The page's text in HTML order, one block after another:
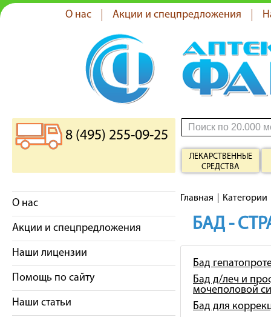
О нас Акции и спецпредложения
8 (495) 255-09-25
ЛЕКАРСТВЕННЫЕ
СРЕДСТВА
О нас
Акции и спецпредложения
Наши лицензии
Помощь по сайту
Наши статьи
Главная Категории
БАД -
Бад
Бад д/леч и
мочеполовой
Бад для